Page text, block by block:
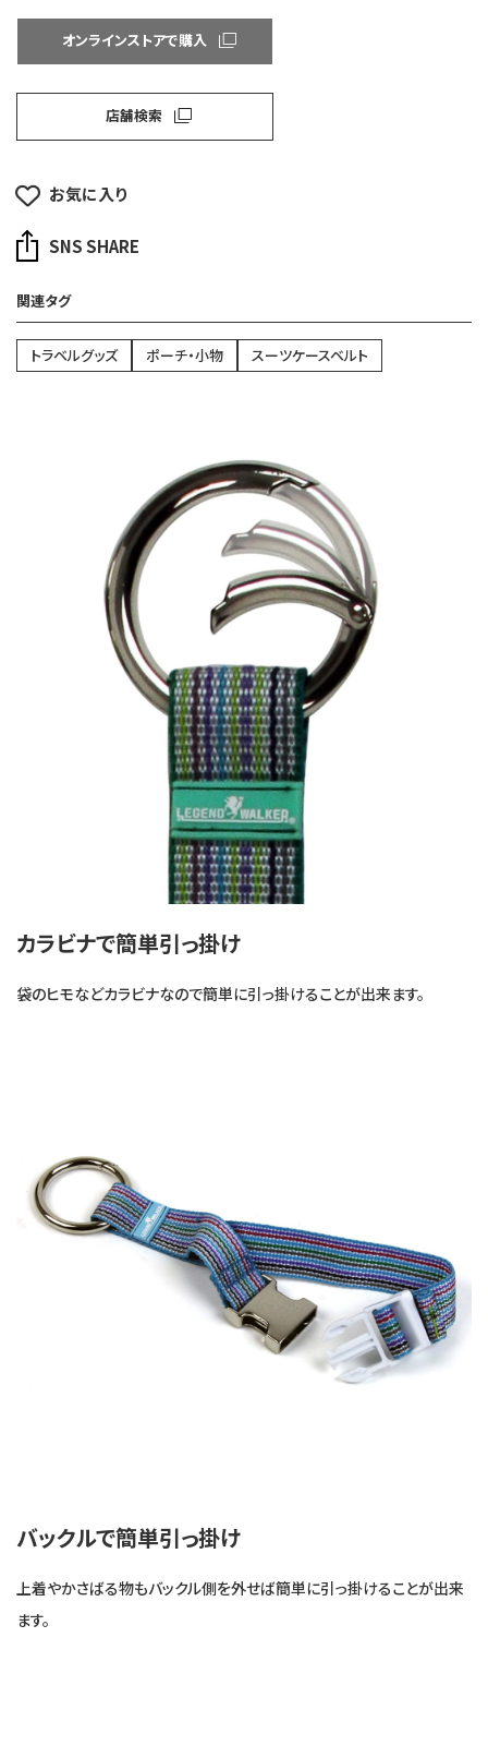
オンラインストアで購入
店舗検索
お気に入り
SNS SHARE
関連タグ
トラベルグッズ ポーチ・小物 スーツケースベルト
カラビナで簡単引っ掛け
袋のヒモなどカラビナなので簡単に引っ掛けることが出来ます。
バックルで簡単引っ掛け
上着やかさばる物もバックル側を外せば簡単に引っ掛けることが出来
ます。